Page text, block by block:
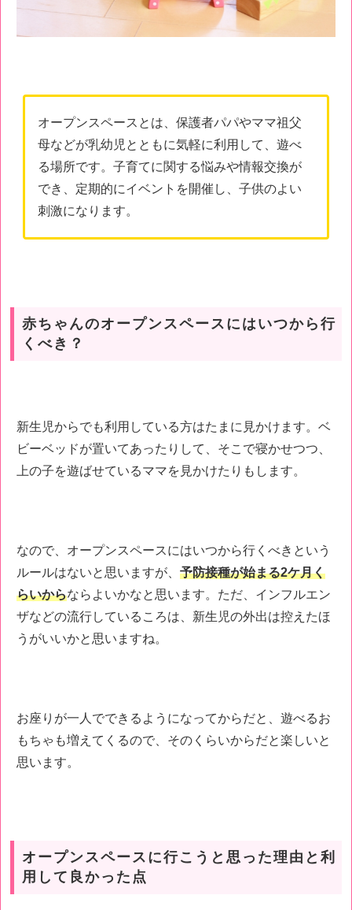
オープンスペースとは、保護者パパやママ祖父
母などが乳幼児とともに気軽に利用して、遊べ
る場所です。子育てに関する悩みや情報交換が
でき、定期的にイベントを開催し、子供のよい
刺激になります。
赤ちゃんのオープンスペースにはいつから行
くべき？
新生児からでも利用している方はたまに見かけます。ベ
ビーベッドが置いてあったりして、そこで寝かせつつ、
上の子を遊ばせているママを見かけたりもします。
なので、オープンスペースにはいつから行くべきという
ルールはないと思いますが、 予防接種が始まる2ケ月く
らいからならよいかなと思います。ただ、インフルエン
ザなどの流行しているころは、新生児の外出は控えたほ
うがいいかと思いますね。
お座りが一人でできるようになってからだと、遊べるお
もちゃも増えてくるので、そのくらいからだと楽しいと
思います。
オープンスペースに行こうと思った理由と利
用して良かった点